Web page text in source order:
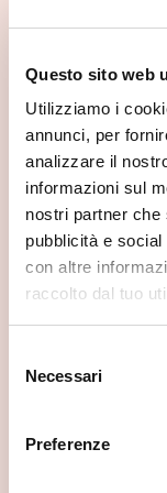
Questo sito web
Utilizziamo i
annunci, per
analizzare il
informazioni sul
nostri partner che
pubblicità e
con altre
raccolto dal tuo
delNecessari
Preferenze